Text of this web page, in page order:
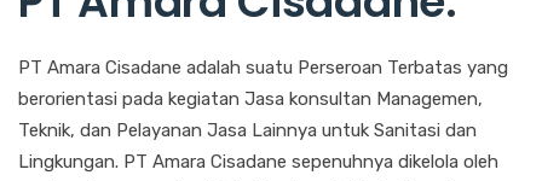
PT Amara Cisadane adalah suatu Perseroan Terbatas yang
berorientasi pada kegiatan Jasa konsultan Managemen,
Teknik, dan Pelayanan Jasa Lainnya untuk Sanitasi dan
Lingkungan. PT Amara Cisadane sepenuhnya dikelola oleh